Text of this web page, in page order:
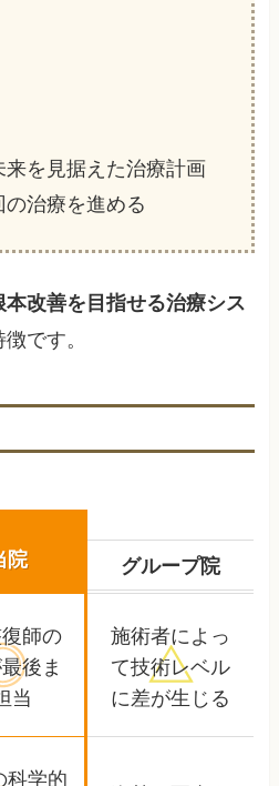
を見据えた治療計画
治療を進める
改善を目指せる治療シス
です。
院 グループ院
師の
最後ま
当
施術者によっ
て技術レベル
に差が生じる
科学的